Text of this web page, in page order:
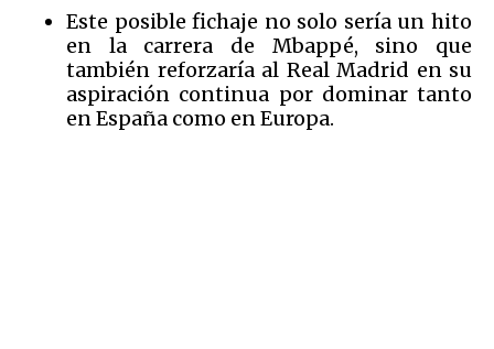
Este posible fichaje no solo sería un hito
en la carrera de Mbappé, sino que
también reforzaría al Real Madrid en su
aspiración continua por dominar tanto
en España como en Europa.